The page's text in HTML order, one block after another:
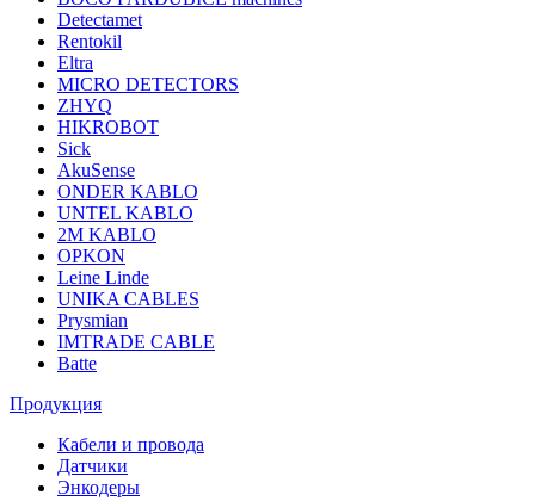
Detectamet
Rentokil
Eltra
MICRO DETECTORS
ZHYQ
HIKROBOT
Sick
AkuSense
ONDER KABLO
UNTEL KABLO
2M KABLO
OPKON
Leine Linde
UNIKA CABLES
Prysmian
IMTRADE CABLE
Batte
Продукция
Кабели и провода
Датчики
Энкодеры